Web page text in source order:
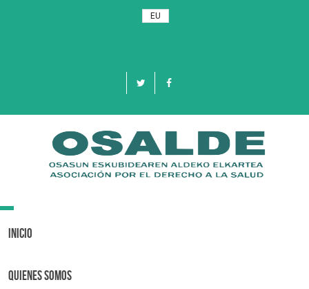
EU
Toggle
Inicio
Quienes Somos